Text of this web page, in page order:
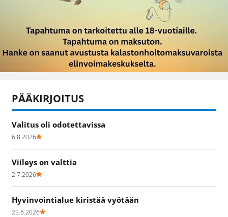
PÄÄKIRJOITUS
Valitus oli odotettavissa
6.8.2026
Viileys on valttia
2.7.2026
Hyvinvointialue kiristää vyötään
25.6.2026